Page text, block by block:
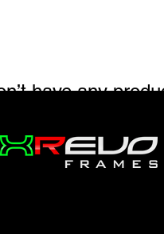
have any